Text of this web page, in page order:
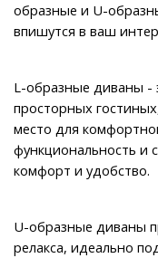
образные и U-
впишутся в ваш
L-образные диваны -
просторных
место для
функциональность и
комфорт и удобство.
U-образные диваны
релакса, идеально